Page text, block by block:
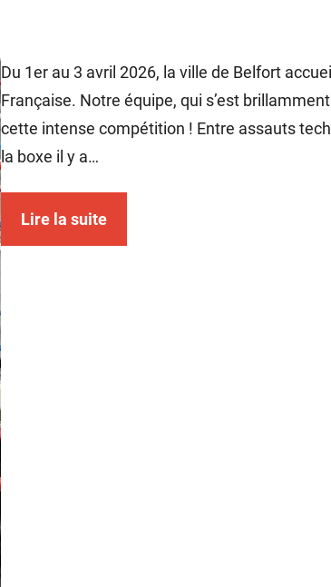
Du 1er au 3 avril 2026, la ville de Belfort
Française. Notre équipe, qui s’est
cette intense compétition ! Entre assauts
la boxe il y a…
Lire la suite